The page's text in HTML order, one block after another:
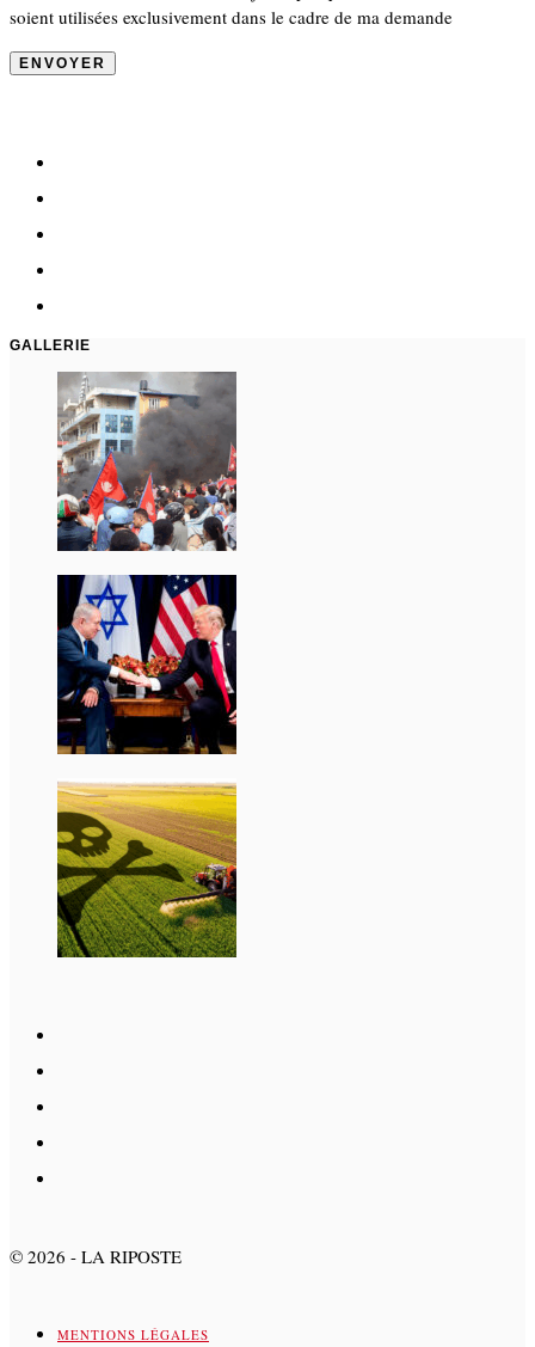
soient utilisées exclusivement dans le cadre de ma demande
GALLERIE
© 2026 - LA RIPOSTE
MENTIONS LÉGALES